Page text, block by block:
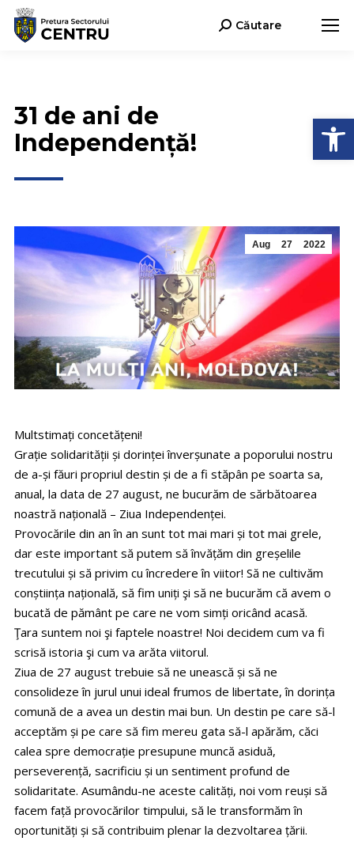
Search:Căutare
31 de ani de
Independență!
Aug 27 2022
Multstimați concetățeni!
Grație solidarității și dorinței înverșunate a poporului nostru
de a-și făuri propriul destin și de a fi stăpân pe soarta sa,
anual, la data de 27 august, ne bucurăm de sărbătoarea
noastră națională – Ziua Independenței.
Provocările din an în an sunt tot mai mari și tot mai grele,
dar este important să putem să învățăm din greșelile
trecutului și să privim cu încredere în viitor! Să ne cultivăm
conștiința națională, să fim uniți şi să ne bucurăm că avem o
bucată de pământ pe care ne vom simți oricând acasă.
Ţara suntem noi şi faptele noastre! Noi decidem cum va fi
scrisă istoria şi cum va arăta viitorul.
Ziua de 27 august trebuie să ne unească și să ne
consolideze în jurul unui ideal frumos de libertate, în dorința
comună de a avea un destin mai bun. Un destin pe care să-l
acceptăm și pe care să fim mereu gata să-l apărăm, căci
calea spre democrație presupune muncă asiduă,
perseverență, sacrificiu și un sentiment profund de
solidaritate. Asumându-ne aceste calități, noi vom reuși să
facem față provocărilor timpului, să le transformăm în
oportunități și să contribuim plenar la dezvoltarea țării.